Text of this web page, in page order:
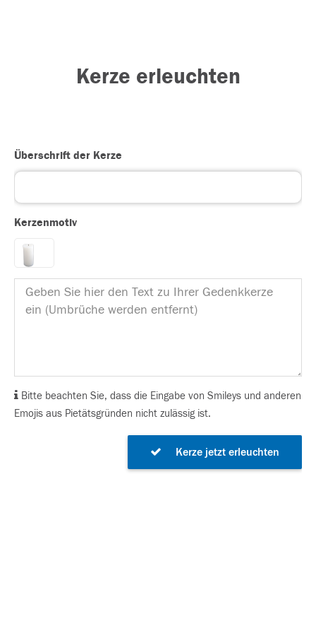
Kerze erleuchten
Überschrift der Kerze
Kerzenmotiv
Bitte beachten Sie, dass die Eingabe von Smileys und anderen
Emojis aus Pietätsgründen nicht zulässig ist.
Kerze jetzt erleuchten